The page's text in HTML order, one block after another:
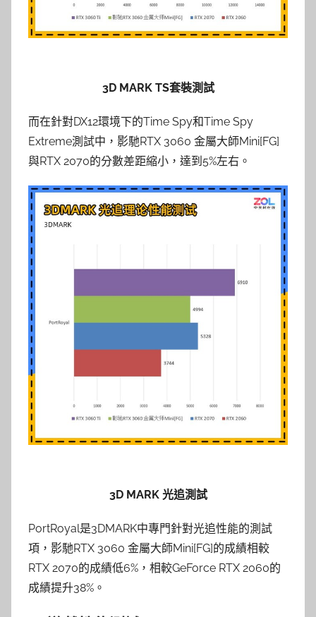
3D MARK TS套裝測試
而在針對DX12環境下的Time Spy和Time Spy
Extreme測試中，影馳RTX 3060 金屬大師Mini[FG]
與RTX 2070的分數差距縮小，達到5%左右。
3D MARK 光追測試
PortRoyal是3DMARK中專門針對光追性能的測試
項，影馳RTX 3060 金屬大師Mini[FG]的成績相較
RTX 2070的成績低6%，相較GeForce RTX 2060的
成績提升38%。